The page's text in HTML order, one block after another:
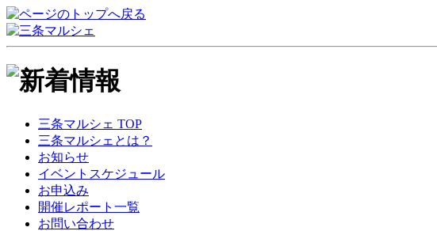
三条マルシェ TOP
三条マルシェとは？
お知らせ
イベントスケジュール
お申込み
開催レポート一覧
お問い合わせ